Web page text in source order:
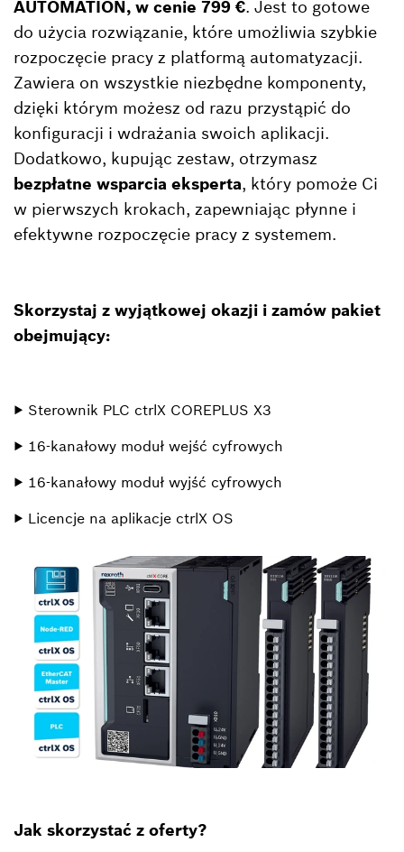
AUTOMATION, w cenie 799 €. Jest to gotowe
do użycia rozwiązanie, które umożliwia szybkie
rozpoczęcie pracy z platformą automatyzacji.
Zawiera on wszystkie niezbędne komponenty,
dzięki którym możesz od razu przystąpić do
konfiguracji i wdrażania swoich aplikacji.
Dodatkowo, kupując zestaw, otrzymasz
bezpłatne wsparcia eksperta, który pomoże Ci
w pierwszych krokach, zapewniając płynne i
efektywne rozpoczęcie pracy z systemem.
Skorzystaj z wyjątkowej okazji i zamów pakiet
obejmujący:
▶ Sterownik PLC ctrlX COREPLUS X3
▶ 16-kanałowy moduł wejść cyfrowych
▶ 16-kanałowy moduł wyjść cyfrowych
▶ Licencje na aplikacje ctrlX OS
Jak skorzystać z oferty?